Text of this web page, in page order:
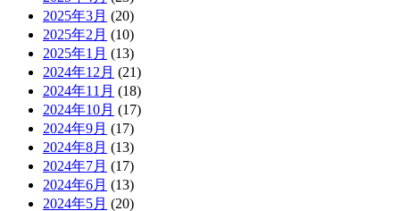
2025年3月 (20)
2025年2月 (10)
2025年1月 (13)
2024年12月 (21)
2024年11月 (18)
2024年10月 (17)
2024年9月 (17)
2024年8月 (13)
2024年7月 (17)
2024年6月 (13)
2024年5月 (20)